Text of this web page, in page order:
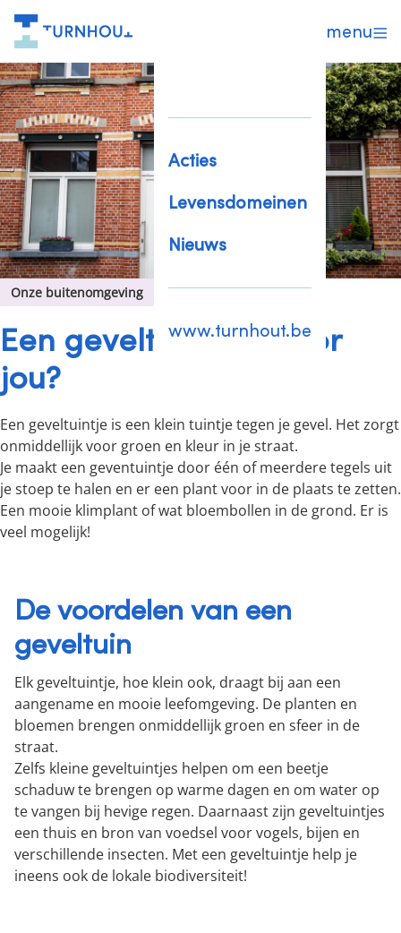
menu
Acties
Levensdomeinen
Nieuws
www.turnhout.be
Een geveltuin, iets voor
jou?
Onze buitenomgeving
Een geveltuintje is een klein tuintje tegen je gevel. Het zorgt
onmiddellijk voor groen en kleur in je straat.
Je maakt een geventuintje door één of meerdere tegels uit
je stoep te halen en er een plant voor in de plaats te zetten.
Een mooie klimplant of wat bloembollen in de grond. Er is
veel mogelijk!
De voordelen van een
geveltuin
Elk geveltuintje, hoe klein ook, draagt bij aan een
aangename en mooie leefomgeving. De planten en
bloemen brengen onmiddellijk groen en sfeer in de
straat.
Zelfs kleine geveltuintjes helpen om een beetje
schaduw te brengen op warme dagen en om water op
te vangen bij hevige regen. Daarnaast zijn geveltuintjes
een thuis en bron van voedsel voor vogels, bijen en
verschillende insecten. Met een geveltuintje help je
ineens ook de lokale biodiversiteit!